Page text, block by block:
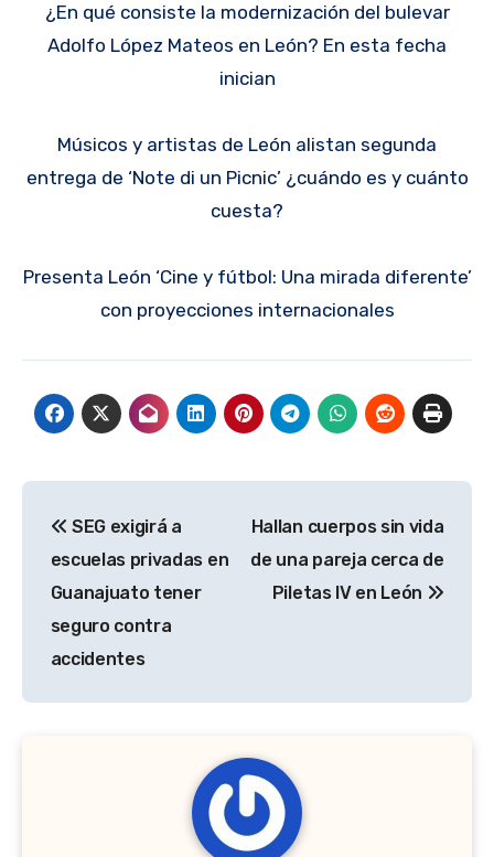
¿En qué consiste la modernización del bulevar
Adolfo López Mateos en León? En esta fecha
inician
Músicos y artistas de León alistan segunda
entrega de ‘Note di un Picnic’ ¿cuándo es y cuánto
cuesta?
Presenta León ‘Cine y fútbol: Una mirada diferente’
con proyecciones internacionales
de
entradas
SEG exigirá a
escuelas privadas en
Guanajuato tener
seguro contra
accidentes
Hallan cuerpos sin vida
de una pareja cerca de
Piletas IV en León